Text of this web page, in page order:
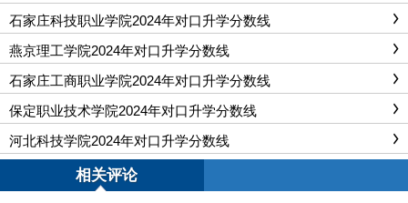
石家庄科技职业学院2024年对口升学分数线
燕京理工学院2024年对口升学分数线
石家庄工商职业学院2024年对口升学分数线
保定职业技术学院2024年对口升学分数线
河北科技学院2024年对口升学分数线
相关评论